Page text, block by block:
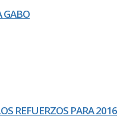
GABO
REFUERZOS PARA 2016